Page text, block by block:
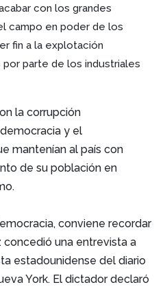
con los grandes
campo en poder de los
fin a la explotación
parte de los industriales
la corrupción
y el
mantenían al país con
de su población en
conviene recordar
concedió una entrevista a
estadounidense del diario
York. El dictador declaró